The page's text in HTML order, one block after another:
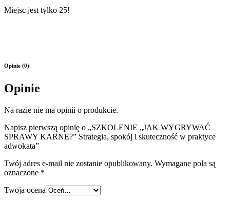
Miejsc jest tylko 25!
Opinie (0)
Opinie
Na razie nie ma opinii o produkcie.
Napisz pierwszą opinię o „SZKOLENIE „JAK WYGRYWAĆ
SPRAWY KARNE?” Strategia, spokój i skuteczność w praktyce
adwokata”
Twój adres e-mail nie zostanie opublikowany. Wymagane pola są
oznaczone *
Twoja ocena